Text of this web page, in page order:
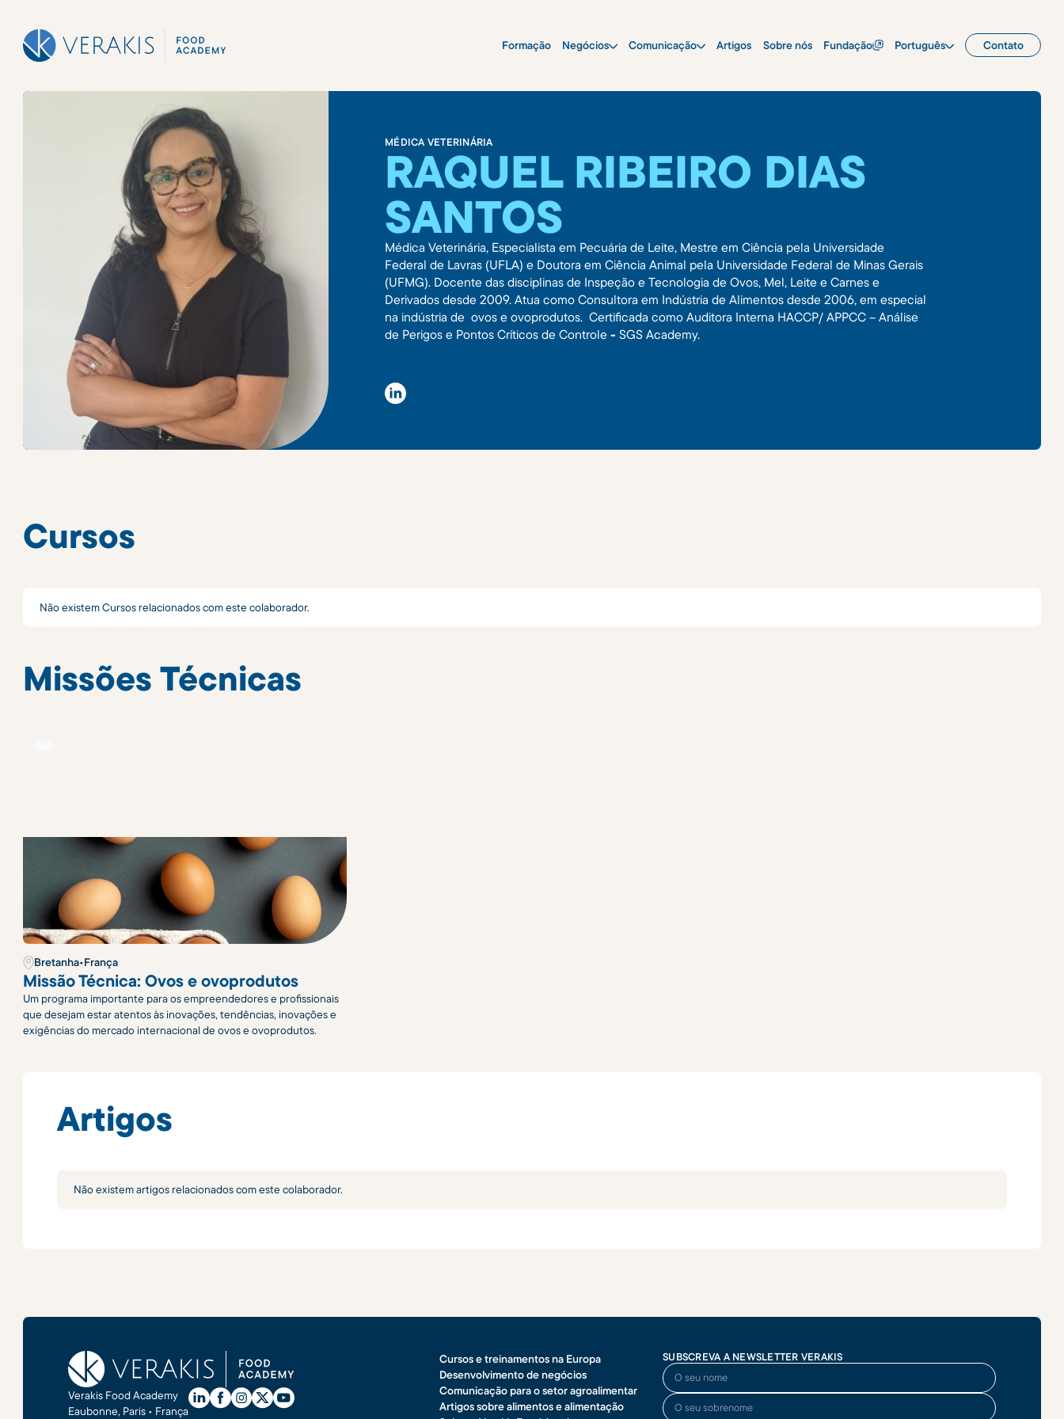
Formação Negócios Comunicação Artigos Sobre nós Fundação Português Contato
MÉDICA VETERINÁRIA
RAQUEL RIBEIRO DIAS
SANTOS
Médica Veterinária, Especialista em Pecuária de Leite, Mestre em Ciência pela Universidade
Federal de Lavras (UFLA) e Doutora em Ciência Animal pela Universidade Federal de Minas Gerais
(UFMG). Docente das disciplinas de Inspeção e Tecnologia de Ovos, Mel, Leite e Carnes e
Derivados desde 2009. Atua como Consultora em Indústria de Alimentos desde 2006, em especial
na indústria de ovos e ovoprodutos. Certificada como Auditora Interna HACCP/ APPCC – Análise
de Perigos e Pontos Críticos de Controle -SGS Academy.
Cursos
Não existem Cursos relacionados com este colaborador.
Missões Técnicas
Bretanha•França
Missão Técnica: Ovos e ovoprodutos
Um programa importante para os empreendedores e profissionais
que desejam estar atentos às inovações, tendências, inovações e
exigências do mercado internacional de ovos e ovoprodutos.
Artigos
Não existem artigos relacionados com este colaborador.
Verakis Food Academy
Eaubonne, Paris • França
Cursos e treinamentos na Europa
Desenvolvimento de negócios
Comunicação para o setor agroalimentar
Artigos sobre alimentos e alimentação
SUBSCREVA A NEWSLETTER VERAKIS
O seu nome
O seu sobrenome